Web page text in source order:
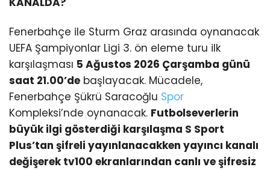
Fenerbahçe ile Sturm Graz arasında oynanacak
UEFA Şampiyonlar Ligi 3. ön eleme turu ilk
karşılaşması 5 Ağustos 2026 Çarşamba günü
saat 21.00’de başlayacak. Mücadele,
Fenerbahçe Şükrü Saracoğlu Spor
Kompleksi’nde oynanacak. Futbolseverlerin
büyük ilgi gösterdiği karşılaşma S Sport
Plus’tan şifreli yayınlanacakken yayıncı kanalı
değişerek tv100 ekranlarından canlı ve şifresiz